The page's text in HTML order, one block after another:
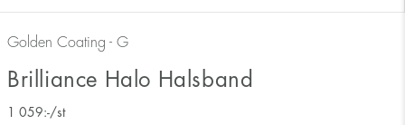
Golden Coating - G
Brilliance Halo Halsband
1 059:-/st